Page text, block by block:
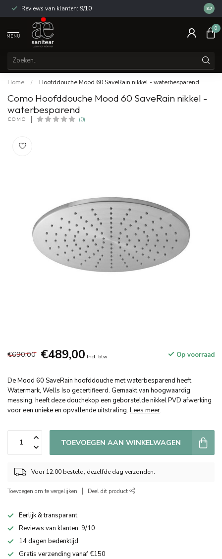
Reviews van klanten: 9/10 14
8.7
MENU
0
Home / Hoofddouche Mood 60 SaveRain nikkel - waterbesparend
Como Hoofddouche Mood 60 SaveRain nikkel -
waterbesparend
COMO (0)
€690,00 €489,00 Incl. btw Op voorraad
De Mood 60 SaveRain hoofddouche met waterbesparend heeft
Watermark, Wells Iso gecertifieerd. Gemaakt van hoogwaardig
messing, heeft deze douchekop een geborstelde nikkel PVD afwerking
voor een unieke en opvallende uitstraling. Lees meer.
TOEVOEGEN AAN WINKELWAGEN
Voor 12:00 besteld, dezelfde dag verzonden.
Toevoegen om te vergelijken Deel dit product
Eerlijk & transparant
Reviews van klanten: 9/10
14 dagen bedenktijd
Gratis verzending vanaf €150